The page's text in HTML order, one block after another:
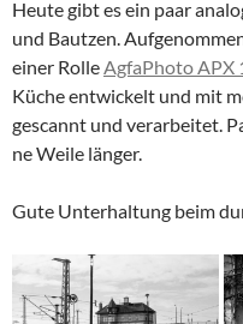
Heute gibt es ein paar
und Bautzen.
einer RolleAgfaPhoto APX
Küche entwickelt und mit
gescannt und verarbeitet.
ne Weile länger.
Gute Unterhaltung beim